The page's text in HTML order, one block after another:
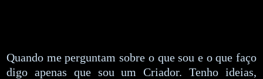
Quando me perguntam sobre o que sou e o que faço
digo apenas que sou um Criador. Tenho ideias,